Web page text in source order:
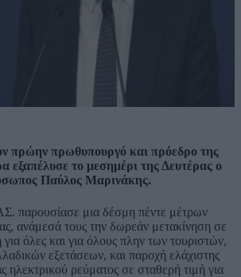
πρώην πρωθυπουργό και πρόεδρο της
το μεσημέρι της Δευτέρας ο
Παύλος Μαρινάκης.
παρουσίασε μια δέσμη πέντε μέτρων
ανάμεσά τους την δωρεάν μετακίνηση σε
όλες και για όλους πλην των τουριστών,
εξετάσεων, και παροχή ελάχιστης
ηλεκτρικού ρεύματος σε σταθερή τιμή για